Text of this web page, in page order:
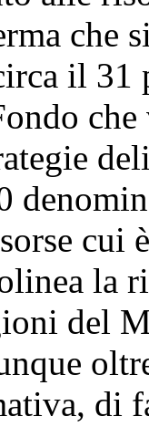
il 31
cui
la
del
di